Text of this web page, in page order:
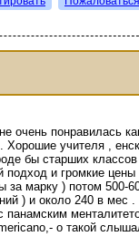
очень понравилась
Хорошие учителя ,
бы старших
подход и громкие
за марку ) потом 500-
) и около 240 в мес
панамским
о такой